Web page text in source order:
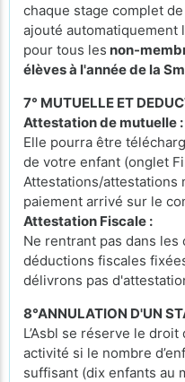
chaque stage complet
ajouté
pour tous les non-
élèves à l'année de la
7° MUTUELLE ET
Attestation de mutuelle :
Elle pourra être
de votre enfant (onglet
Attestations/attestations
paiement arrivé sur le
Attestation Fiscale :
Ne rentrant pas dans
déductions fiscales
délivrons pas
8°ANNULATION D'UN
L’Asbl se réserve le
activité si le nombre
suffisant (dix enfants au